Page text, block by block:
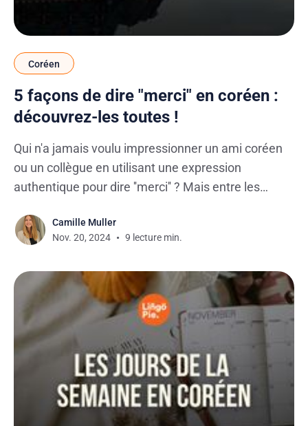
Coréen
5 façons de dire "merci" en coréen :
découvrez-les toutes !
Qui n'a jamais voulu impressionner un ami coréen
ou un collègue en utilisant une expression
authentique pour dire ''merci'' ? Mais entre les
culturelles, on peut vite se sentir perdu, je vous
l'accorde. Dans cet article,
Camille Muller
Nov. 20, 2024
9 lecture min.